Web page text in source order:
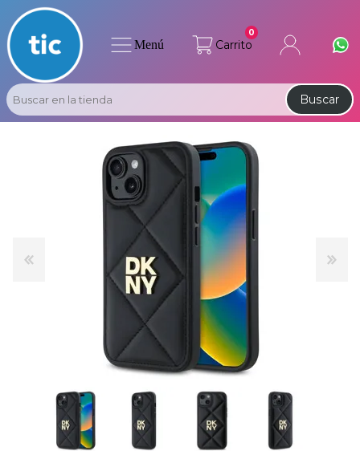
Carrito
0
Buscar
Menú